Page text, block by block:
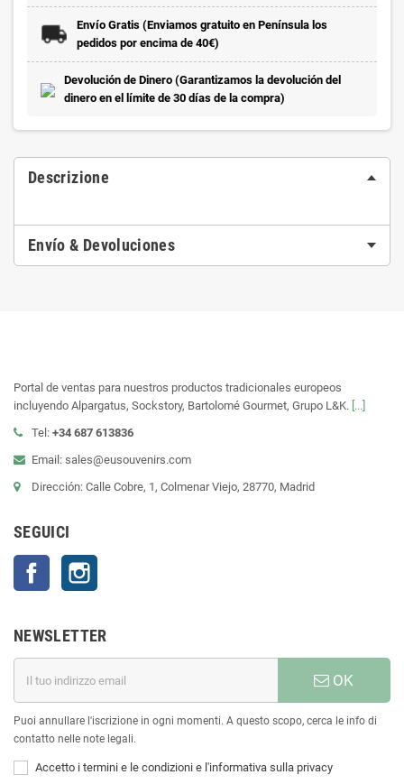
Envío Gratis (Enviamos gratuito en Península los
pedidos por encima de 40€)
Devolución de Dinero (Garantizamos la devolución del
dinero en el límite de 30 días de la compra)
Descrizione
Envío & Devoluciones
Portal de ventas para nuestros productos tradicionales europeos
incluyendo Alpargatus, Sockstory, Bartolomé Gourmet, Grupo L&K. [...]
Tel: +34 687 613836
Email: sales@eusouvenirs.com
Dirección: Calle Cobre, 1, Colmenar Viejo, 28770, Madrid
SEGUICI
Facebook
NEWSLETTER
OK
Puoi annullare l'iscrizione in ogni momenti. A questo scopo, cerca le info di
contatto nelle note legali.
Accetto i termini e le condizioni e l'informativa sulla privacy